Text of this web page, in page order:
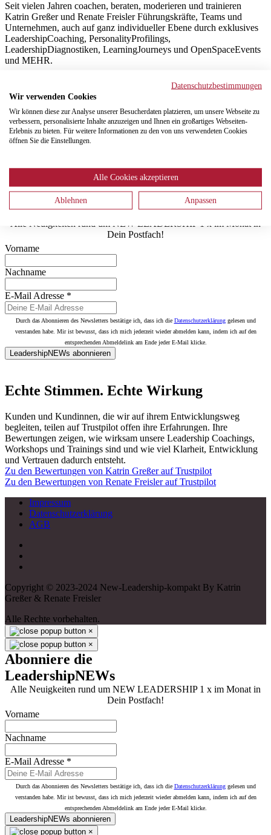
Seit vielen Jahren coachen, beraten, moderieren und trainieren
Katrin Greßer und Renate Freisler Führungskräfte, Teams und
Unternehmen, auch auf ganz individueller Ebene durch exklusives
LeadershipCoaching, PersonalityProfilings,
LeadershipDiagnostiken, LearningJourneys und OpenSpaceEvents
und MEHR.
Katrin Greßer und Renate Freisler mit dem New Leadership
kompakt Team
Bewertungen Katrin Greßer bei Trustpilot
Bewertungen Renate Freisler bei Trustpilot
Renate Freisler - MindSet- und LeadershipCoach (li)
Katrin Greßer - Management- und LeadershipCoach (re)
Abonniere die LeadershipNEWs
Alle Neuigkeiten rund um NEW LEADERSHIP 1 x im Monat in
Dein Postfach!
Vorname
Nachname
E-Mail Adresse *
Durch das Abonnieren des Newsletters bestätige ich, dass ich die Datenschutzerklärunggelesen und
verstanden habe. Mir ist bewusst, dass ich mich jederzeit wieder abmelden kann, indem ich auf den
entsprechenden Abmeldelink am Ende jeder E-Mail klicke.
LeadershipNEWs abonnieren
Echte Stimmen. Echte Wirkung
Kunden und Kundinnen, die wir auf ihrem Entwicklungsweg
begleiten, teilen auf Trustpilot offen ihre Erfahrungen. Ihre
Bewertungen zeigen, wie wirksam unsere Leadership Coachings,
Workshops und Trainings sind und wie viel Klarheit, Entwicklung
und Vertrauen dadurch entsteht.
Zu den Bewertungen von Katrin Greßer auf Trustpilot
Zu den Bewertungen von Renate Freisler auf Trustpilot
Impressum
Datenschutzerklärung
AGB
Copyright © 2023-2024 New-Leadership-kompakt By Katrin
Greßer & Renate Freisler
Alle Rechte vorbehalten.
×
×
Abonniere die
LeadershipNEWs
Alle Neuigkeiten rund um NEW LEADERSHIP 1 x im Monat in
Dein Postfach!
Vorname
Nachname
E-Mail Adresse *
Durch das Abonnieren des Newsletters bestätige ich, dass ich die Datenschutzerklärunggelesen und
verstanden habe. Mir ist bewusst, dass ich mich jederzeit wieder abmelden kann, indem ich auf den
entsprechenden Abmeldelink am Ende jeder E-Mail klicke.
LeadershipNEWs abonnieren
×
Datenschutzbestimmungen
Wir verwenden Cookies
Wir können diese zur Analyse unserer Besucherdaten platzieren, um unsere Webseite zu
verbessern, personalisierte Inhalte anzuzeigen und Ihnen ein großartiges Webseiten-
Erlebnis zu bieten. Für weitere Informationen zu den von uns verwendeten Cookies
öffnen Sie die Einstellungen.
Alle Cookies akzeptieren
Ablehnen Anpassen